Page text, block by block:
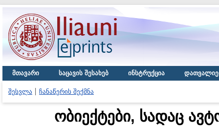
მთავარი საცავის შესახებ ინსტრუქცია
შესვლა ჩანაწერის შექმნა
ობიექტები, სადაც